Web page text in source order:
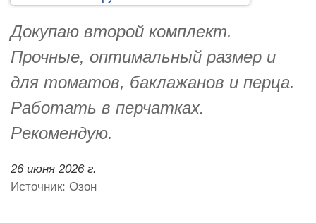
Докупаю второй комплект.
Прочные, оптимальный размер и
для томатов, баклажанов и перца.
Работать в перчатках.
Рекомендую.
26 июня 2026 г.
Источник: Озон